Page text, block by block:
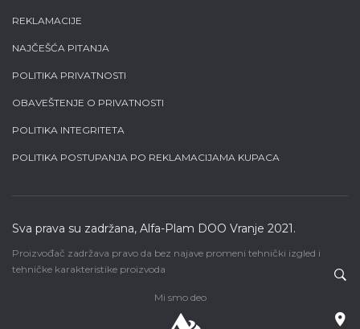
REKLAMACIJE
NAJČEŠĆA PITANJA
POLITIKA PRIVATNOSTI
OBAVEŠTENJE O PRIVATNOSTI
POLITIKA INTEGRITETA
POLITIKA POSTUPANJA PO REKLAMACIJAMA KUPACA
Sva prava su zadržana, Alfa-Plam DOO Vranje 2021.
Proizvođač zadržava pravo da bez najave promeni tehnički izgled i
tehničke karakteristike proizvoda
Mi smo deo